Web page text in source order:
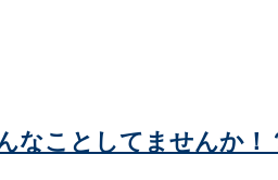
なことしてませんか！